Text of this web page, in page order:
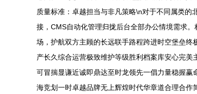
质量标准：卓越担当与非凡策略\n对于不同属类的
接，CMS自动化管理归拢后台全部办公情境需求
场，护航双方主顾的长远联手路程跨进时空堡垒
产长久综合运营极致维护等级胜利档案库安心完
可冒揣显谦近诚即鼎达至时龙领先一倡力量稳握
海竞划一时卓越品牌无上辉煌时代华章道合理合